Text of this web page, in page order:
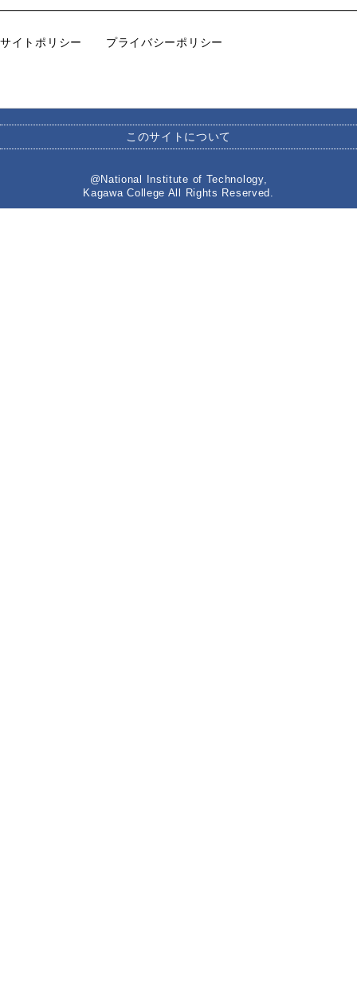
サイトポリシー プライバシーポリシー
このサイトについて
@National Institute of Technology,
Kagawa College All Rights Reserved.